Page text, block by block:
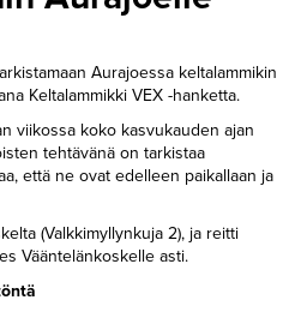
Aurajoessa keltalammikin
Keltalammikki VEX -hanketta.
viikossa koko kasvukauden ajan
tehtävänä on tarkistaa
että ne ovat edelleen paikallaan ja
(Valkkimyllynkuja 2), ja reitti
Vääntelänkoskelle asti.